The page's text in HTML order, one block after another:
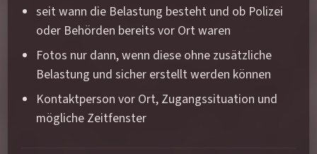
seit wann die Belastung besteht und ob Polizei
oder Behörden bereits vor Ort waren
Fotos nur dann, wenn diese ohne zusätzliche
Belastung und sicher erstellt werden können
Kontaktperson vor Ort, Zugangssituation und
mögliche Zeitfenster